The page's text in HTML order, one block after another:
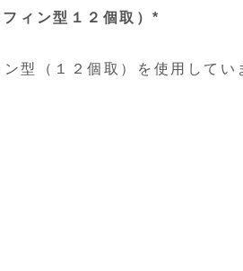
ィン型１２個取）*
型（１２個取）を使用して